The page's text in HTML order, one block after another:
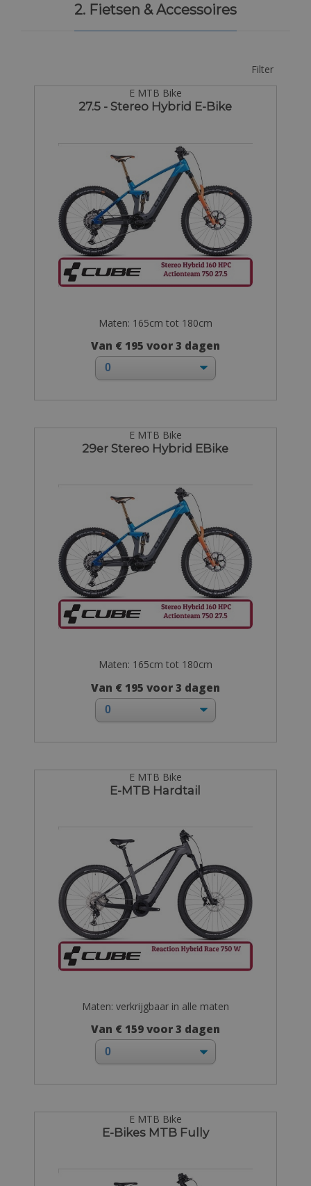
2. Fietsen & Accessoires
Filter
E MTB Bike
27.5 - Stereo Hybrid E-Bike
Maten: 165cm tot 180cm
Van € 195 voor 3 dagen
E MTB Bike
29er Stereo Hybrid EBike
Maten: 165cm tot 180cm
Van € 195 voor 3 dagen
E MTB Bike
E-MTB Hardtail
Maten: verkrijgbaar in alle maten
Van € 159 voor 3 dagen
E MTB Bike
E-Bikes MTB Fully